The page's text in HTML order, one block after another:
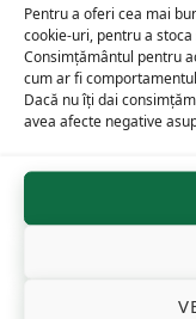
Pentru a oferi cea mai
cookie-uri, pentru a
Consimțământul pentru
cum ar fi
Dacă nu îți dai
avea afecte negative
Canonul
Canonul